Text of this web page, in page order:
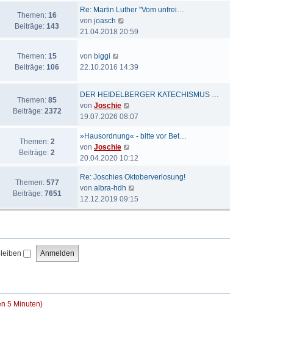
g
i
r
r
e
r
g
e
t
B
t
a
Themen: 16
Beiträge: 143
Re: Martin Luther "Vom unfrei…
von joasch
e
s
r
B
e
t
r
a
g
21.04.2018 20:59
Themen: 15
Beiträge: 106
von biggi
e
s
t
e
r
B
e
t
r
a
g
22.10.2016 14:39
Themen: 85
Beiträge: 2372
DER HEIDELBERGER KATECHISMUS …
von Joschie
e
e
t
r
B
e
r
19.07.2026 08:07
Themen: 2
Beiträge: 2
»Hausordnung« - bitte vor Bet…
von Joschie
e
e
s
t
e
20.04.2020 10:12
Themen: 577
Beiträge: 7651
Re: Joschies Oktoberverlosung!
von albra-hdh
e
u
12.12.2019 09:15
5 Minuten)